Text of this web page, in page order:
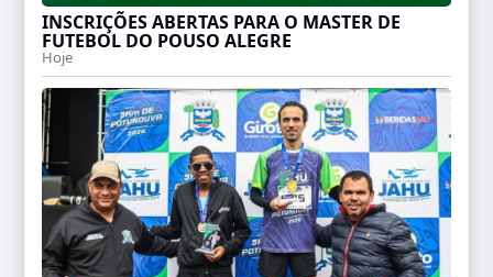
INSCRIÇÕES ABERTAS PARA O MASTER DE
FUTEBOL DO POUSO ALEGRE
Hoje